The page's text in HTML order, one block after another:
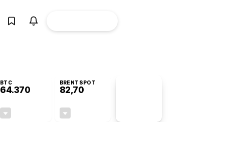
BTC
64.370
BRENTSPOT
82,70